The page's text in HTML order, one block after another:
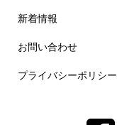
新着情報
お問い合わせ
プライバシーポリシー